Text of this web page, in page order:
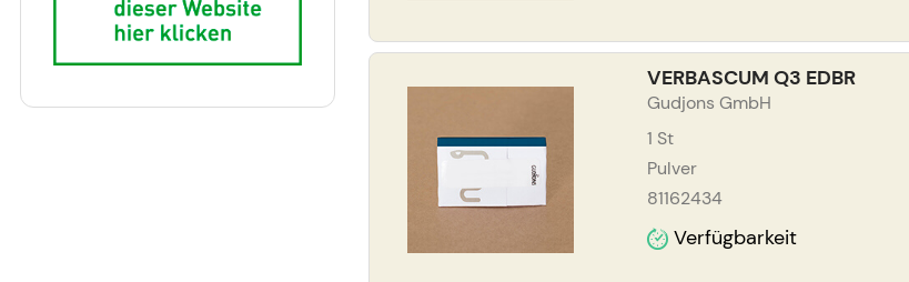
VERBASCUM Q3 EDBR
Gudjons GmbH
1 St
Pulver
81162434
Verfügbarkeit